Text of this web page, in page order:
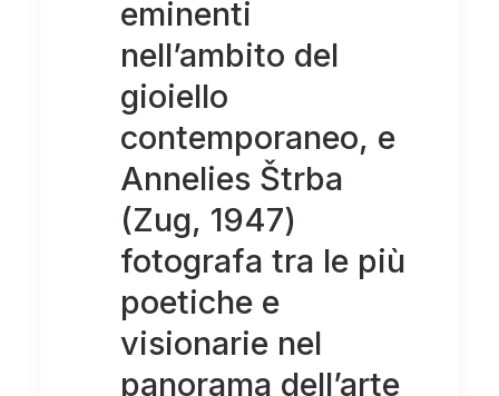
eminenti
nell’ambito del
gioiello
contemporaneo, e
Annelies Štrba
(Zug, 1947)
fotografa tra le più
poetiche e
visionarie nel
panorama dell’arte